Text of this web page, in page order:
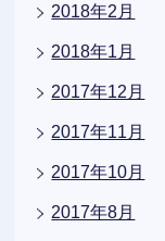
2018年2月
2018年1月
2017年12月
2017年11月
2017年10月
2017年8月